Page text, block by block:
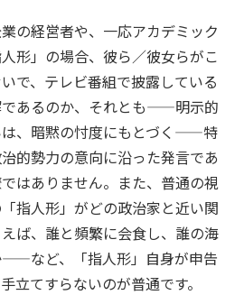
の経営者や、一応アカデミック
形」の場合、彼ら／彼女らがこ
で、テレビ番組で披露している
であるのか、それとも——明示的
は、暗黙の忖度にもとづく——特
的勢力の意向に沿った発言であ
はありません。また、普通の視
指人形」がどの政治家と近い関
ば、誰と頻繁に会食し、誰の海
など、「指人形」自身が申告
立てすらないのが普通です。